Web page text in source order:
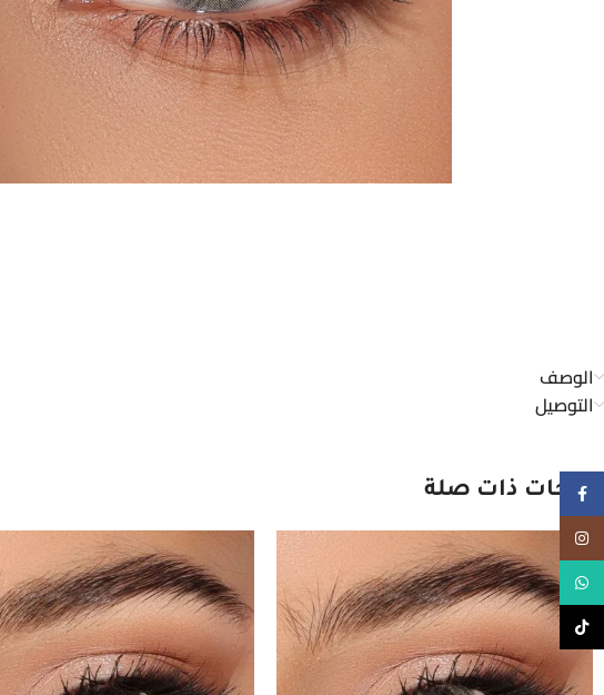
الوصف
التوصيل
منتجات ذات صلة
Facebook
Instagram
WhatsApp
TikTok